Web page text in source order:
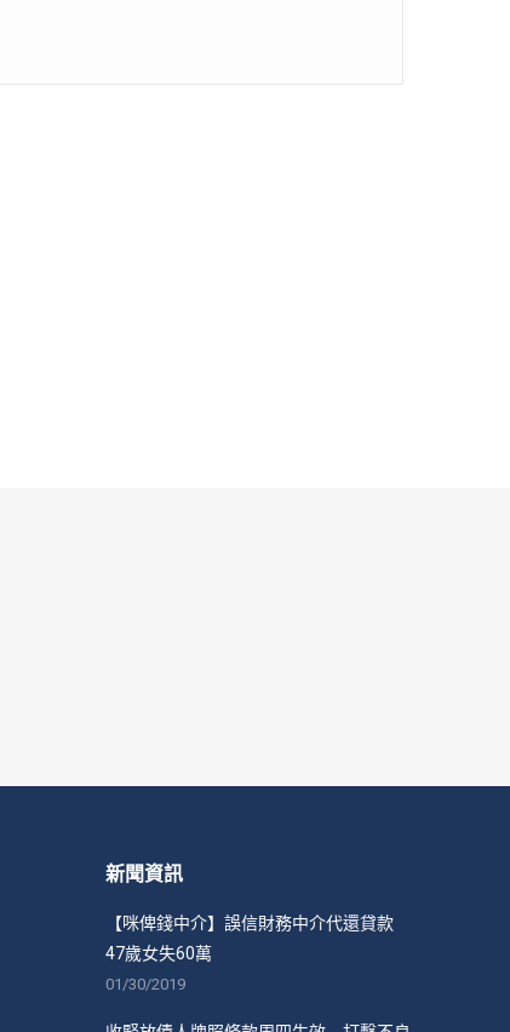
新聞資訊
【咪俾錢中介】誤信財務中介代還貸款
47歲女失60萬
01/30/2019